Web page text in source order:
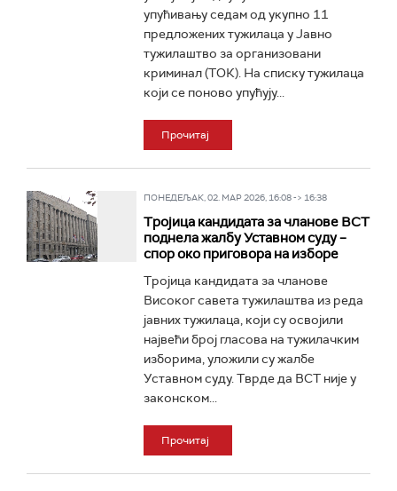
упућивању седам од укупно 11
предложених тужилаца у Јавно
тужилаштво за организовани
криминал (ТОК). На списку тужилаца
који се поново упућују...
Прочитај
ПОНЕДЕЉАК, 02. МАР 2026, 16:08 -> 16:38
Тројица кандидата за чланове ВСТ
поднела жалбу Уставном суду –
спор око приговора на изборе
Тројица кандидата за чланове
Високог савета тужилаштва из реда
јавних тужилаца, који су освојили
највећи број гласова на тужилачким
изборима, уложили су жалбе
Уставном суду. Тврде да ВСТ није у
законском...
Прочитај